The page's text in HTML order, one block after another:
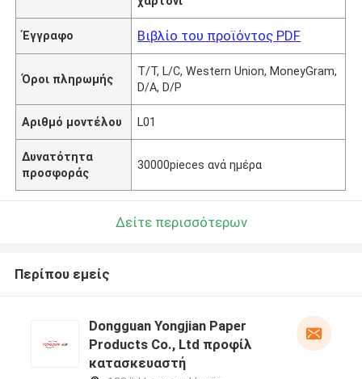
Έγγραφο Βιβλίο του προϊόντος PDF
Όροι πληρωμής
T/T, L/C, Western Union, MoneyGram,
D/A, D/P
Αριθμό μοντέλου L01
Δυνατότητα
προσφοράς
30000pieces ανά ημέρα
Δείτε περισσότερων
Περίπου εμείς
Dongguan Yongjian Paper
Products Co., Ltd προφίλ
κατασκευαστή